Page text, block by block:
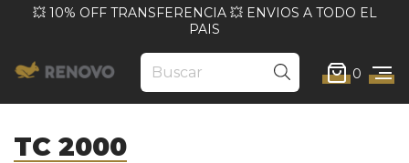
💥 10% OFF TRANSFERENCIA 💥 ENVIOS A TODO EL
PAIS
0
TC 2000